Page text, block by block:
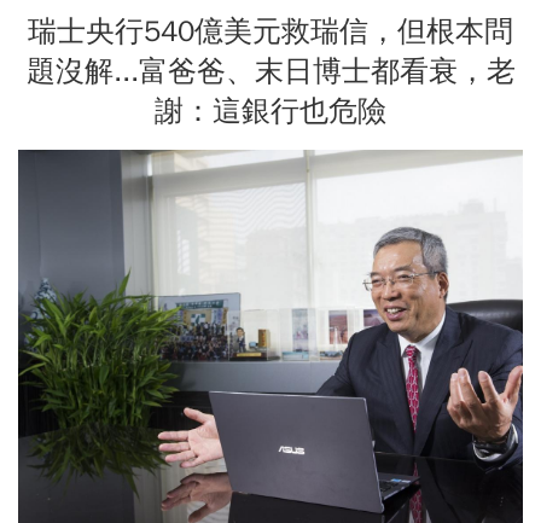
瑞士央行540億美元救瑞信，但根本問
題沒解...富爸爸、末日博士都看衰，老
謝：這銀行也危險